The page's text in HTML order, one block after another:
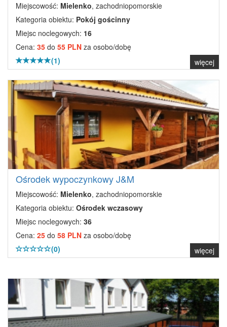
Miejscowość: Mielenko, zachodniopomorskie
Kategoria obiektu: Pokój gościnny
Miejsc noclegowych: 16
Cena: 35 do 55 PLN za osobo/dobę
(1)
więcej
Ośrodek wypoczynkowy J&M
Miejscowość: Mielenko, zachodniopomorskie
Kategoria obiektu: Ośrodek wczasowy
Miejsc noclegowych: 36
Cena: 25 do 58 PLN za osobo/dobę
(0)
więcej